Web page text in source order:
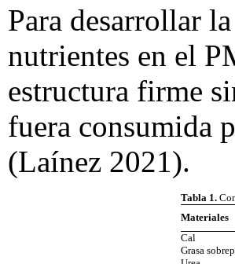
Para desarrollar
nutrientes en el
estructura firme
fuera consumida
(Laínez 2021).
Tabla 1.
Materiales
Cal
Grasa